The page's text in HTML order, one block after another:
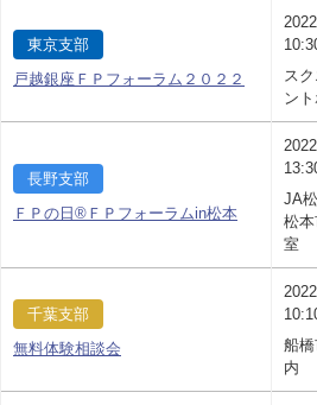
東京支部
戸越銀座ＦＰフォーラム２０２２
ス
ン
長野支部
ＦＰの日®ＦＰフォーラムin松本
JA
松
室
千葉支部
無料体験相談会
船
内